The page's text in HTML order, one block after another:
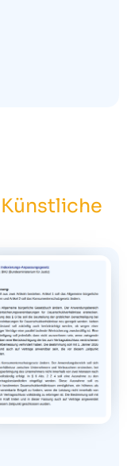
Künstliche